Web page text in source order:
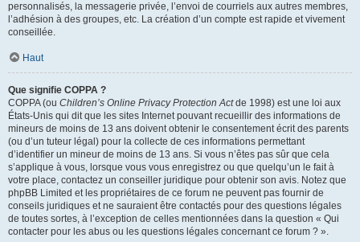
personnalisés, la messagerie privée, l’envoi de courriels aux autres membres,
l’adhésion à des groupes, etc. La création d’un compte est rapide et vivement
conseillée.
Haut
Que signifie COPPA ?
COPPA (ou Children’s Online Privacy Protection Actde 1998) est une loi aux
États-Unis qui dit que les sites Internet pouvant recueillir des informations de
mineurs de moins de 13 ans doivent obtenir le consentement écrit des parents
(ou d’un tuteur légal) pour la collecte de ces informations permettant
d’identifier un mineur de moins de 13 ans. Si vous n’êtes pas sûr que cela
s’applique à vous, lorsque vous vous enregistrez ou que quelqu’un le fait à
votre place, contactez un conseiller juridique pour obtenir son avis. Notez que
phpBB Limited et les propriétaires de ce forum ne peuvent pas fournir de
conseils juridiques et ne sauraient être contactés pour des questions légales
de toutes sortes, à l’exception de celles mentionnées dans la question « Qui
contacter pour les abus ou les questions légales concernant ce forum ? ».